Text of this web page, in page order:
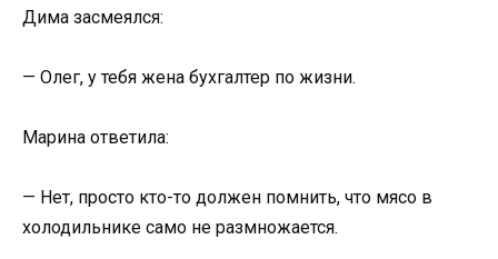
Дима засмеялся:
— Олег, у тебя жена бухгалтер по жизни.
Марина ответила:
— Нет, просто кто-то должен помнить, что мясо в
холодильнике само не размножается.